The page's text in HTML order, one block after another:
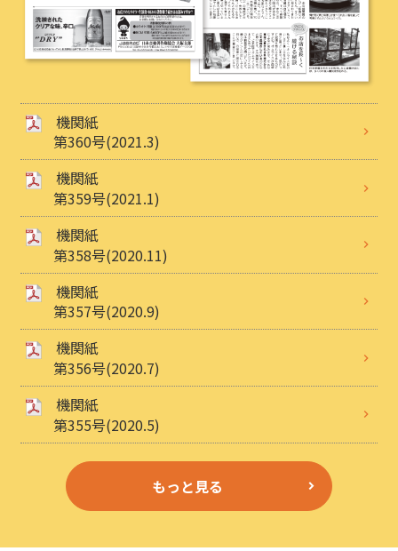
機関紙
第360号(2021.3)
機関紙
第359号(2021.1)
機関紙
第358号(2020.11)
機関紙
第357号(2020.9)
機関紙
第356号(2020.7)
機関紙
第355号(2020.5)
もっと見る